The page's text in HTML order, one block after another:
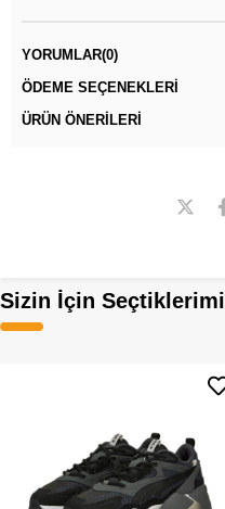
YORUMLAR(0)
ÖDEME SEÇENEKLERI
ÜRÜN ÖNERILERI
Sizin İçin